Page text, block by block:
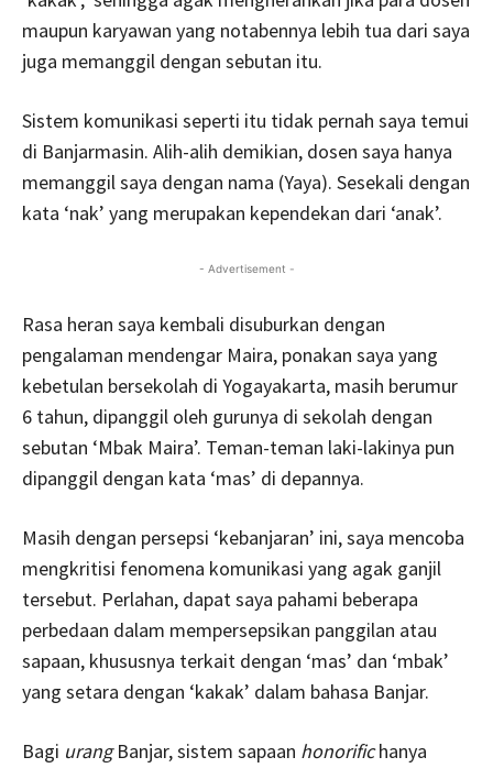
maupun karyawan yang notabennya lebih tua dari saya
juga memanggil dengan sebutan itu.
Sistem komunikasi seperti itu tidak pernah saya temui
di Banjarmasin. Alih-alih demikian, dosen saya hanya
memanggil saya dengan nama (Yaya). Sesekali dengan
kata ‘nak’ yang merupakan kependekan dari ‘anak’.
- Advertisement -
Rasa heran saya kembali disuburkan dengan
pengalaman mendengar Maira, ponakan saya yang
kebetulan bersekolah di Yogayakarta, masih berumur
6 tahun, dipanggil oleh gurunya di sekolah dengan
sebutan ‘Mbak Maira’. Teman-teman laki-lakinya pun
dipanggil dengan kata ‘mas’ di depannya.
Masih dengan persepsi ‘kebanjaran’ ini, saya mencoba
mengkritisi fenomena komunikasi yang agak ganjil
tersebut. Perlahan, dapat saya pahami beberapa
perbedaan dalam mempersepsikan panggilan atau
sapaan, khususnya terkait dengan ‘mas’ dan ‘mbak’
yang setara dengan ‘kakak’ dalam bahasa Banjar.
Bagi urangBanjar, sistem sapaan honorifichanya